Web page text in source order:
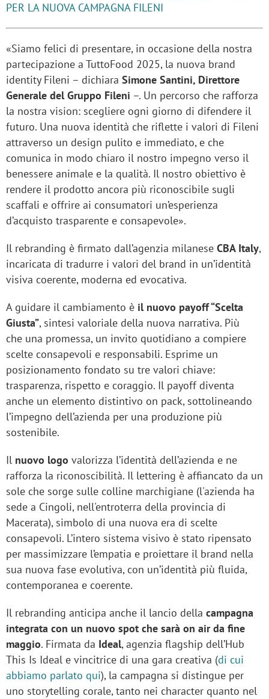
PER LA NUOVA CAMPAGNA FILENI
«Siamo felici di presentare, in occasione della nostra
partecipazione a TuttoFood 2025, la nuova brand
identity Fileni – dichiara Simone Santini, Direttore
Generale del Gruppo Fileni –. Un percorso che rafforza
la nostra vision: scegliere ogni giorno di difendere il
futuro. Una nuova identità che riflette i valori di Fileni
attraverso un design pulito e immediato, e che
comunica in modo chiaro il nostro impegno verso il
benessere animale e la qualità. Il nostro obiettivo è
rendere il prodotto ancora più riconoscibile sugli
scaffali e offrire ai consumatori un’esperienza
d’acquisto trasparente e consapevole».
Il rebranding è firmato dall’agenzia milanese CBA Italy,
incaricata di tradurre i valori del brand in un’identità
visiva coerente, moderna ed evocativa.
A guidare il cambiamento è il nuovo payoff “Scelta
Giusta”, sintesi valoriale della nuova narrativa. Più
che una promessa, un invito quotidiano a compiere
scelte consapevoli e responsabili. Esprime un
posizionamento fondato su tre valori chiave:
trasparenza, rispetto e coraggio. Il payoff diventa
anche un elemento distintivo on pack, sottolineando
l’impegno dell’azienda per una produzione più
sostenibile.
Il nuovo logo valorizza l’identità dell’azienda e ne
rafforza la riconoscibilità. Il lettering è affiancato da un
sole che sorge sulle colline marchigiane (l'azienda ha
sede a Cingoli, nell'entroterra della provincia di
Macerata), simbolo di una nuova era di scelte
consapevoli. L’intero sistema visivo è stato ripensato
per massimizzare l’empatia e proiettare il brand nella
sua nuova fase evolutiva, con un’identità più fluida,
contemporanea e coerente.
Il rebranding anticipa anche il lancio della campagna
integrata con un nuovo spot che sarà on air da fine
maggio. Firmata da Ideal, agenzia flagship dell’Hub
This Is Ideal e vincitrice di una gara creativa (di cui
abbiamo parlato qui), la campagna si distingue per
uno storytelling corale, tanto nei character quanto nel